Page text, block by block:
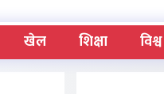
खेल शिक्षा विश्व